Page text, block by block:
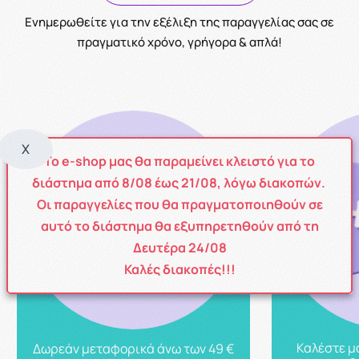
Ενημερωθείτε για την εξέλιξη της παραγγελίας σας σε
πραγματικό χρόνο, γρήγορα & απλά!
Δωρεάν μεταφορικά άνω των 49 €
Καλέστε
X
Το e-shop μας θα παραμείνει κλειστό για το
διάστημα από8/08έως21/08, λόγω διακοπών.
Οι παραγγελίες που θα πραγματοποιηθούν σε
αυτό το διάστημα θα εξυπηρετηθούν από τη
Δευτέρα 24/08
Καλές διακοπές!!!